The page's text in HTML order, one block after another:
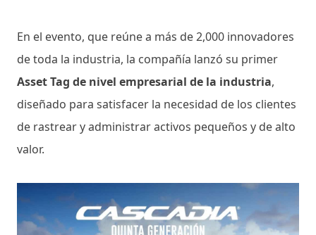
En el evento, que reúne a más de 2,000 innovadores
de toda la industria, la compañía lanzó su primer
Asset Tag de nivel empresarial de la industria,
diseñado para satisfacer la necesidad de los clientes
de rastrear y administrar activos pequeños y de alto
valor.